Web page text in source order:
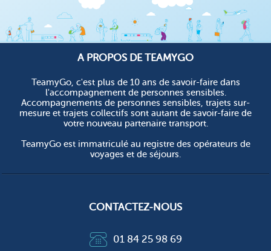
A PROPOS DE TEAMYGO
TeamyGo, c'est plus de 10 ans de savoir-faire dans
l'accompagnement de personnes sensibles.
Accompagnements de personnes sensibles, trajets sur-
mesure et trajets collectifs sont autant de savoir-faire de
votre nouveau partenaire transport.
TeamyGo est immatriculé au registre des opérateurs de
voyages et de séjours.
CONTACTEZ-NOUS
01 84 25 98 69